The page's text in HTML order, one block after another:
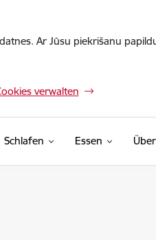
Ar Jūsu piekrišanu
verwalten
Schlafen Essen